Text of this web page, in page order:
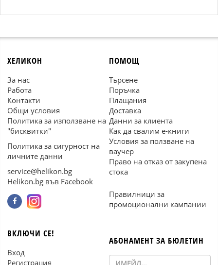
ХЕЛИКОН
За нас
Работа
Контакти
Общи условия
Политика за използване на
"бисквитки"
Политика за сигурност на
личните данни
service@helikon.bg
Helikon.bg във Facebook
ПОМОЩ
Търсене
Поръчка
Плащания
Доставка
Данни за клиента
Как да свалим е-книги
Условия за ползване на
ваучер
Право на отказ от закупена
стока
Правилници за
промоционални кампании
ВКЛЮЧИ СЕ!
Вход
Регистрация
АБОНАМЕНТ ЗА БЮЛЕТИН